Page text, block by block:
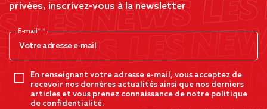
privées, inscrivez-vous à la newsletter
E-mail*
En renseignant votre adresse e-mail, vous acceptez de
recevoir nos dernères actualités ainsi que nos derniers
articles et vous prenez connaissance de notre politique
de confidentialité.